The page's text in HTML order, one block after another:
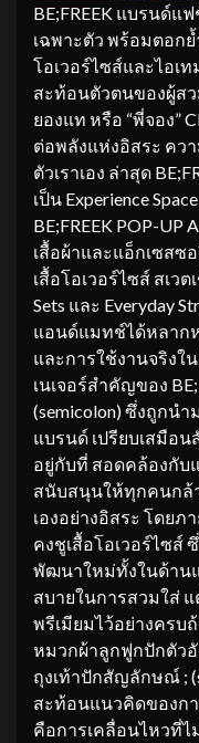
BE;FREEK แบรนด์
เฉพาะตัว พร้อมตอก
โอเวอร์ไซส์และไอเ
สะท้อนตัวตนของผู้ส
ยองแท หรือ “พี่จอง”
ต่อพลังแห่งอิสระ คว
ตัวเราเอง ล่าสุด
เป็น Experience
BE;FREEK POP-UP
เสื้อผ้าและแอ็กเซสซ
เสื้อโอเวอร์ไซส์ สเว
Sets และ Everyday
แอนด์แมทช์ได้หลาก
และการใช้งานจริงใ
เนเจอร์สำคัญของ
(semicolon) ซึ่งถูกนำ
แบรนด์ เปรียบเสมือ
อยู่กับที่ สอดคล้องกับ
สนับสนุนให้ทุกคนกล้
เองอย่างอิสระ โดยภ
คงชูเสื้อโอเวอร์ไซส์
พัฒนาใหม่ทั้งในด้านแ
สบายในการสวมใส่
พรีเมียมไว้อย่างครบ
หมวกผ้าลูกฟูกปักตัวอั
ถุงเท้าปักสัญลักษณ์ ;
สะท้อนแนวคิดของกา
คือการเคลื่อนไหวที่ไ